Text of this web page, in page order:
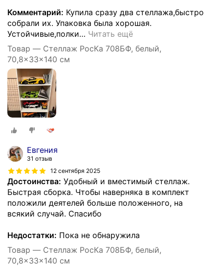
Комментарий: Купила сразу два стеллажа,быстро
собрали их. Упаковка была хорошая.
Устойчивые,полки… Читать ещё
Товар — Стеллаж РосКа 708БФ, белый,
70,8x33x140 см
Евгения
31 отзыв
12 сентября 2025
Достоинства: Удобный и вместимый стеллаж.
Быстрая сборка. Чтобы наверняка в комплект
положили деятелей больше положенного, на
всякий случай. Спасибо
Недостатки: Пока не обнаружила
Товар — Стеллаж РосКа 708БФ, белый,
70,8x33x140 см